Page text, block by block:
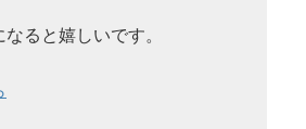
ると嬉しいです。